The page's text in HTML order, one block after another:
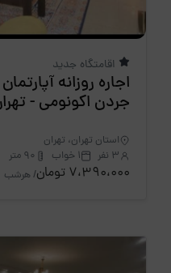
اقامتگاه جدید
اجاره روزانه
جردن اکونومی -
استان تهران، تهران
3 نفر
1 خواب 90 متر
7،390،000 تومان / هرشب